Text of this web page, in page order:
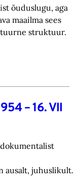
õuduslugu, aga
maailma sees
struktuur.
– 16. VII
ausalt, juhuslikult.